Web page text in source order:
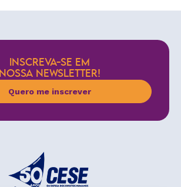
INSCREVA-SE EM
NOSSA NEWSLETTER!
Quero me inscrever